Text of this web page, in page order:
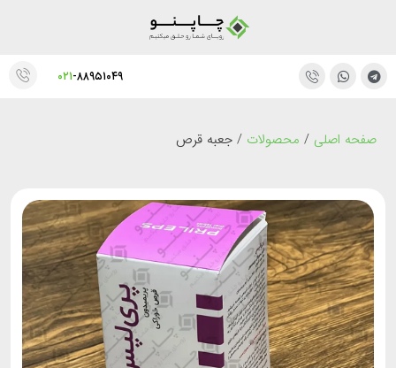
۰۲۱-۸۸۹۵۱۰۴۹
صفحه اصلی/محصولات/جعبه قرص